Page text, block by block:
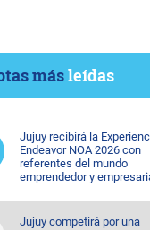
másleídas
Jujuy recibirá la
Endeavor NOA 2026 con
referentes del mundo
emprendedor y
Jujuy competirá por una